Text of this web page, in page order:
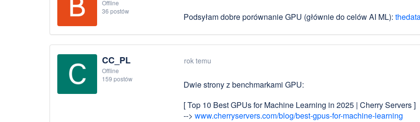
Offline
36 postów
Podsyłam dobre porównanie GPU (głównie do celów AI ML):
CC_PL
Offline
159 postów
rok temu
Dwie strony z benchmarkami GPU:
[ Top 10 Best GPUs for Machine Learning in 2025 | Cherry Servers ]
--> www.cherryservers.com/blog/best-gpus-for-machine-learning